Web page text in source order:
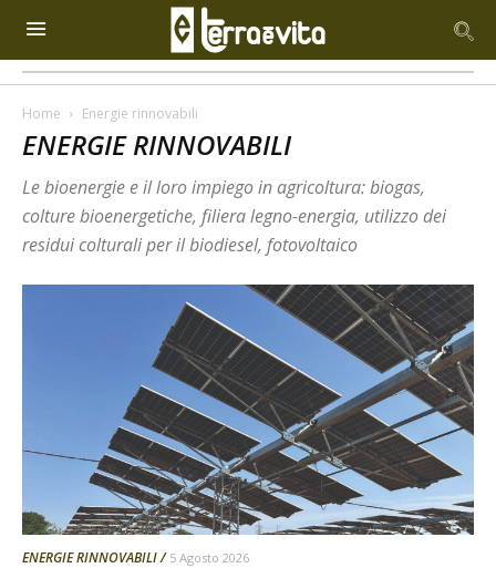
Home Energie rinnovabili
ENERGIE RINNOVABILI
Le bioenergie e il loro impiego in agricoltura: biogas,
colture bioenergetiche, filiera legno-energia, utilizzo dei
residui colturali per il biodiesel, fotovoltaico
ENERGIE RINNOVABILI 5 Agosto 2026